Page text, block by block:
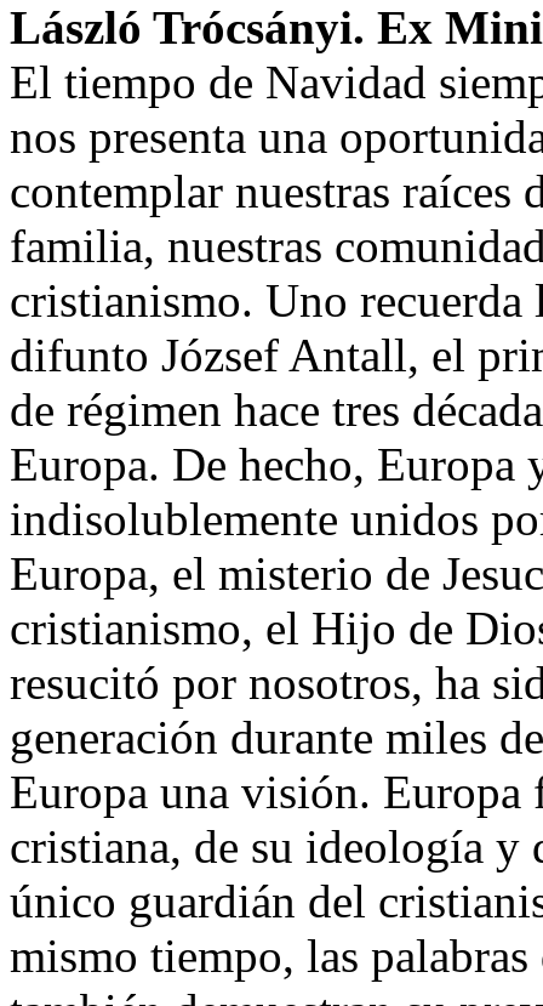
László Trócsányi. Ex
El tiempo de Navidad
nos presenta una
contemplar nuestras raíces
familia, nuestras
cristianismo. Uno recuerda
difunto József Antall, el
de régimen hace tres
Europa. De hecho, Europa
indisolublemente unidos
Europa, el misterio de
cristianismo, el Hijo de
resucitó por nosotros, ha
generación durante miles
Europa una visión.
cristiana, de su ideología y
único guardián del
mismo tiempo, las